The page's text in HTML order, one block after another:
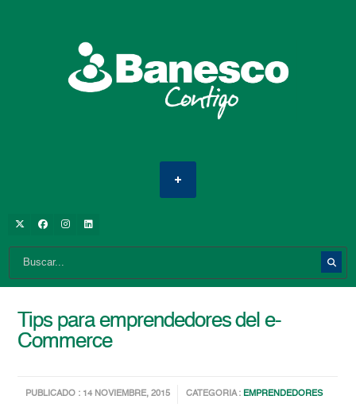
Tips para emprendedores del e-
Commerce
PUBLICADO : 14 NOVIEMBRE, 2015 CATEGORIA : EMPRENDEDORES